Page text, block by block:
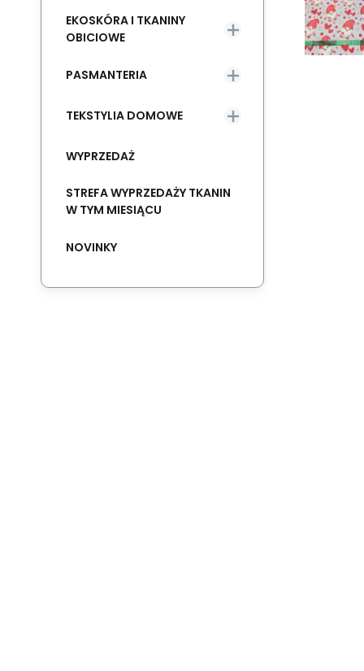
EKOSKÓRA I TKANINY
OBICIOWE
PASMANTERIA
TEKSTYLIA DOMOWE
WYPRZEDAŻ
STREFA WYPRZEDAŻY TKANIN
W TYM MIESIĄCU
NOVINKY